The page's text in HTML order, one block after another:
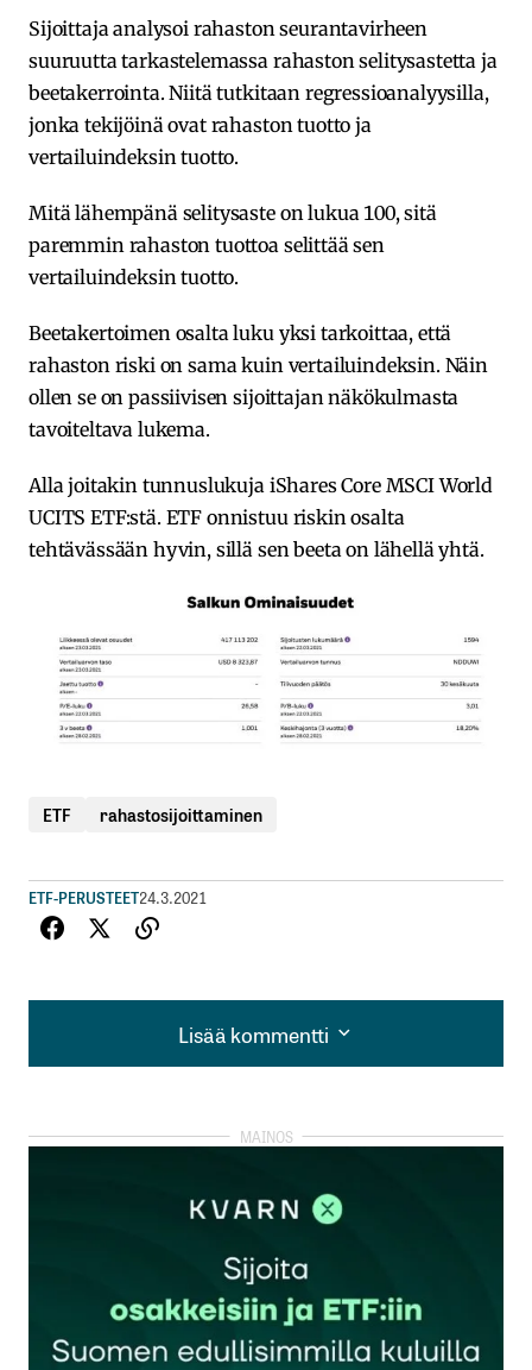
Sijoittaja analysoi rahaston seurantavirheen
suuruutta tarkastelemassa rahaston selitysastetta ja
beetakerrointa. Niitä tutkitaan regressioanalyysilla,
jonka tekijöinä ovat rahaston tuotto ja
vertailuindeksin tuotto.
Mitä lähempänä selitysaste on lukua 100, sitä
paremmin rahaston tuottoa selittää sen
vertailuindeksin tuotto.
Beetakertoimen osalta luku yksi tarkoittaa, että
rahaston riski on sama kuin vertailuindeksin. Näin
ollen se on passiivisen sijoittajan näkökulmasta
tavoiteltava lukema.
Alla joitakin tunnuslukuja iShares Core MSCI World
UCITS ETF:stä. ETF onnistuu riskin osalta
tehtävässään hyvin, sillä sen beeta on lähellä yhtä.
ETF rahastosijoittaminen
ETF-PERUSTEET24.3.2021
Lisää kommentti
Lisää kommentti
kirjautua
rekisteröityä